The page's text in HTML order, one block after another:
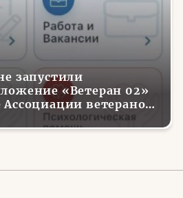
запустили
«Ветеран 02»
ветеранов